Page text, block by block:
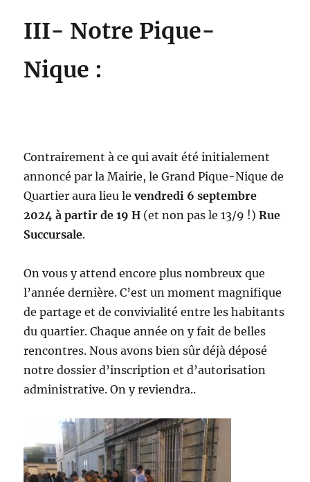
III- Notre Pique-
Nique :
Contrairement à ce qui avait été initialement
annoncé par la Mairie, le Grand Pique-Nique de
Quartier aura lieu levendredi 6 septembre
2024 à partir de 19 H (et non pas le 13/9 !)Rue
Succursale.
On vous y attend encore plus nombreux que
l’année dernière. C’est un moment magnifique
de partage et de convivialité entre les habitants
du quartier. Chaque année on y fait de belles
rencontres. Nous avons bien sûr déjà déposé
notre dossier d’inscription et d’autorisation
administrative. On y reviendra..